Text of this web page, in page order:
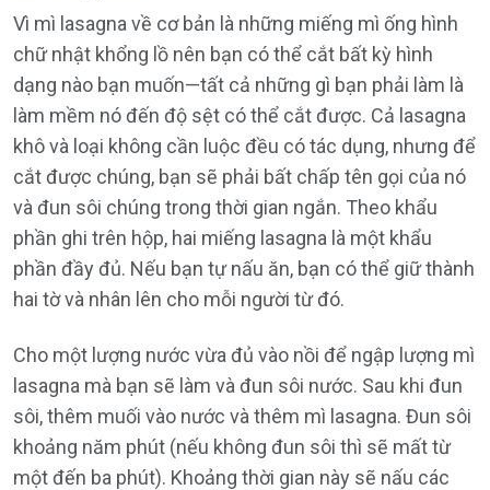
Vì mì lasagna về cơ bản là những miếng mì ống hình
chữ nhật khổng lồ nên bạn có thể cắt bất kỳ hình
dạng nào bạn muốn—tất cả những gì bạn phải làm là
làm mềm nó đến độ sệt có thể cắt được. Cả lasagna
khô và loại không cần luộc đều có tác dụng, nhưng để
cắt được chúng, bạn sẽ phải bất chấp tên gọi của nó
và đun sôi chúng trong thời gian ngắn. Theo khẩu
phần ghi trên hộp, hai miếng lasagna là một khẩu
phần đầy đủ. Nếu bạn tự nấu ăn, bạn có thể giữ thành
hai tờ và nhân lên cho mỗi người từ đó.
Cho một lượng nước vừa đủ vào nồi để ngập lượng mì
lasagna mà bạn sẽ làm và đun sôi nước. Sau khi đun
sôi, thêm muối vào nước và thêm mì lasagna. Đun sôi
khoảng năm phút (nếu không đun sôi thì sẽ mất từ ​​
một đến ba phút). Khoảng thời gian này sẽ nấu các